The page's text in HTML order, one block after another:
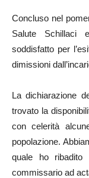
Concluso nel
Salute Schillaci
soddisfatto per
dimissioni
La dichiarazione
trovato la
con celerità
popolazione.
quale ho
commissario ad